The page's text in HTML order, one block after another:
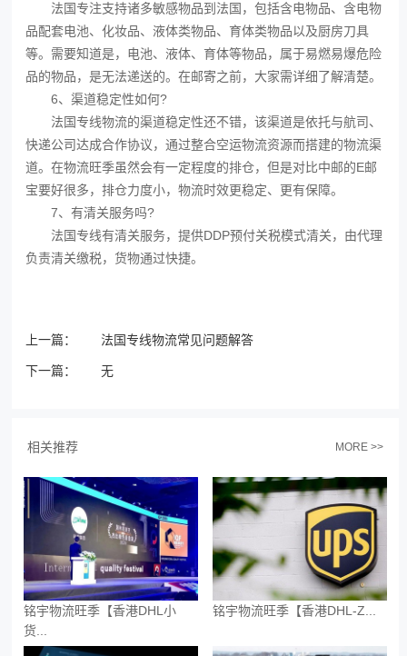
法国专注支持诸多敏感物品到法国，包括含电物品、含电物
品配套电池、化妆品、液体类物品、育体类物品以及厨房刀具
等。需要知道是，电池、液体、育体等物品，属于易燃易爆危险
品的物品，是无法递送的。在邮寄之前，大家需详细了解清楚。
6、渠道稳定性如何?
法国专线物流的渠道稳定性还不错，该渠道是依托与航司、
快递公司达成合作协议，通过整合空运物流资源而搭建的物流渠
道。在物流旺季虽然会有一定程度的排仓，但是对比中邮的E邮
宝要好很多，排仓力度小，物流时效更稳定、更有保障。
7、有清关服务吗?
法国专线有清关服务，提供DDP预付关税模式清关，由代理
负责清关缴税，货物通过快捷。
上一篇： 法国专线物流常见问题解答
下一篇： 无
相关推荐 MORE >>
铭宇物流旺季【香港DHL小
货...
铭宇物流旺季【香港DHL-Z...